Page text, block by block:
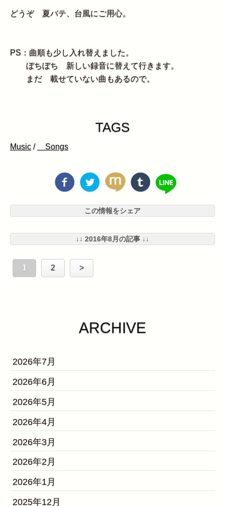
どうぞ 夏バテ、台風にご用心。
PS：曲順も少し入れ替えました。
ぼちぼち 新しい録音に替えて行きます。
まだ 載せていない曲もあるので。
TAGS
Music / Songs
この情報をシェア
↓↓ 2016年8月の記事 ↓↓
1 2 >
ARCHIVE
2026年7月
2026年6月
2026年5月
2026年4月
2026年3月
2026年2月
2026年1月
2025年12月